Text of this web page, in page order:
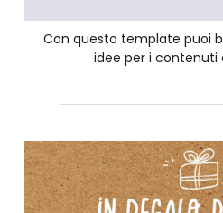
Con questo template puoi
idee per i contenuti